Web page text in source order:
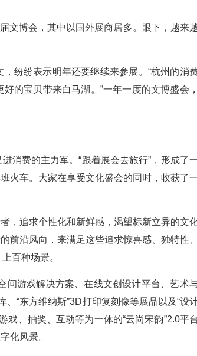
文博会，其中以国外展商居多。眼下，越来
纷纷表示明年还要继续来参展。“杭州的消
的宝贝带来白马湖。”一年一度的文博盛会
消费的主力军。“跟着展会去旅行”，形成了
火车。大家在享受文化盛会的同时，收获了
，追求个性化和新鲜感，渴望标新立异的文
前沿风向，来满足这些追求惊喜感、独特性
百种场景。
间游戏解决方案、在线文创设计平台、艺术
“东方维纳斯”3D打印复刻像等展品以及“设
、抽奖、互动等为一体的“云尚宋韵”2.0平台
化风景。